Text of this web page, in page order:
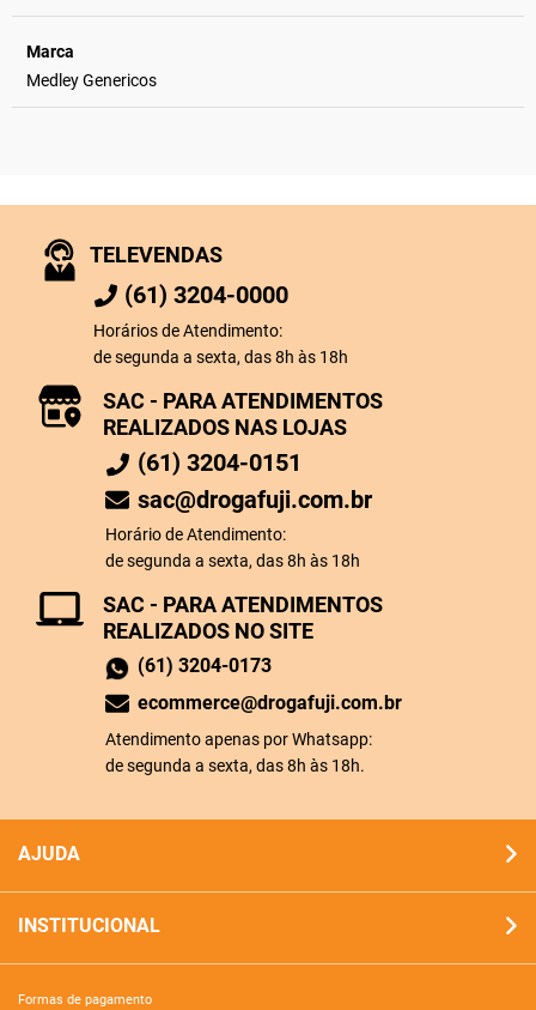
Marca
Medley Genericos
TELEVENDAS
(61) 3204-0000
Horários de Atendimento:
de segunda a sexta, das 8h às 18h
SAC - PARA ATENDIMENTOS
REALIZADOS NO SITE
(61) 3204-0173
ecommerce@drogafuji.com.br
Atendimento apenas por Whatsapp:
de segunda a sexta, das 8h às 18h.
SAC - PARA ATENDIMENTOS
REALIZADOS NAS LOJAS
(61) 3204-0151
sac@drogafuji.com.br
Horário de Atendimento:
de segunda a sexta, das 8h às 18h
AJUDA
INSTITUCIONAL
formas de pagamento